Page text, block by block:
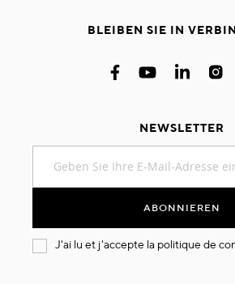
BLEIBEN SIE IN
NEWSLETTER
sich
an:
ABONNIEREN
J'ai lu et j'accepte la politique de